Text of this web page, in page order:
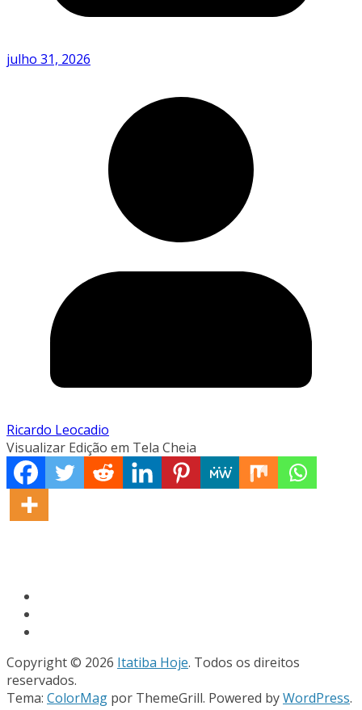
julho 31, 2026
Ricardo Leocadio
Visualizar Edição em Tela Cheia
Copyright © 2026 Itatiba Hoje. Todos os direitos
reservados.
Tema: ColorMag por ThemeGrill. Powered byWordPress.